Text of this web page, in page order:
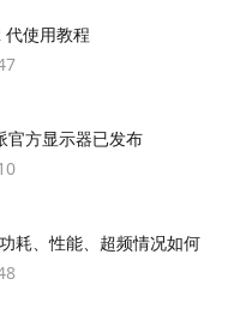
使用教程
官方显示器已发布
耗、性能、超频情况如何